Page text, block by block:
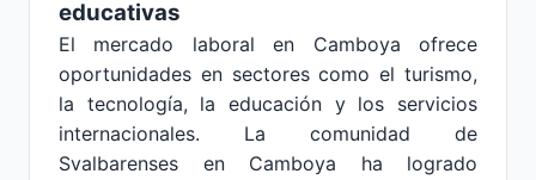
educativas
El mercado laboral en Camboya ofrece
oportunidades en sectores como el turismo,
la tecnología, la educación y los servicios
internacionales. La comunidad de
Svalbarenses en Camboya ha logrado